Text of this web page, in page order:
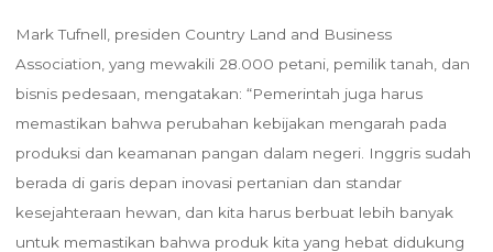
Mark Tufnell, presiden Country Land and Business
Association, yang mewakili 28.000 petani, pemilik tanah, dan
bisnis pedesaan, mengatakan: “Pemerintah juga harus
memastikan bahwa perubahan kebijakan mengarah pada
produksi dan keamanan pangan dalam negeri. Inggris sudah
berada di garis depan inovasi pertanian dan standar
kesejahteraan hewan, dan kita harus berbuat lebih banyak
untuk memastikan bahwa produk kita yang hebat didukung